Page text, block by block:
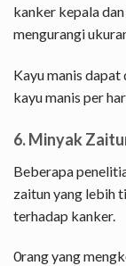
kanker kepala
mengurangi
Kayu manis
kayu manis per
6. Minyak
Beberapa
zaitun yang lebih
terhadap kanker.
0rang yang